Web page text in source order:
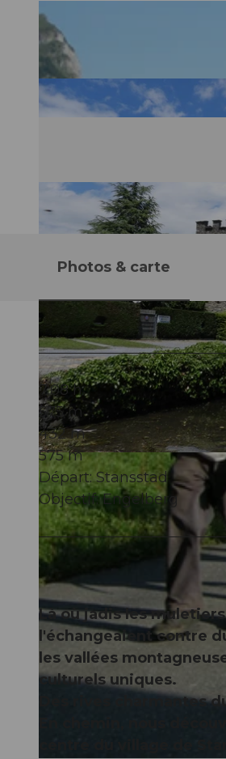
© Nidwalden Tourismus
Photos & carte
7:08 h
575 m
432 m
575 m
Départ: Stansstad
Objectif: Engelberg
Là où jadis les
l'échangeaient contre
les vallées
culturels uniques.
Des rives charmantes
En chemin, nous
centre du village de